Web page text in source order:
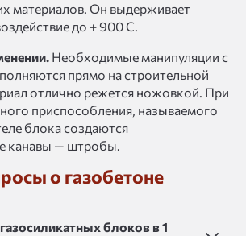
материалов. Он выдерживает
до + 900 C.
Необходимые манипуляции с
прямо на строительной
отлично режется ножовкой. При
приспособления, называемого
блока создаются
канавы — штробы.
о газобетоне
блоков в 1